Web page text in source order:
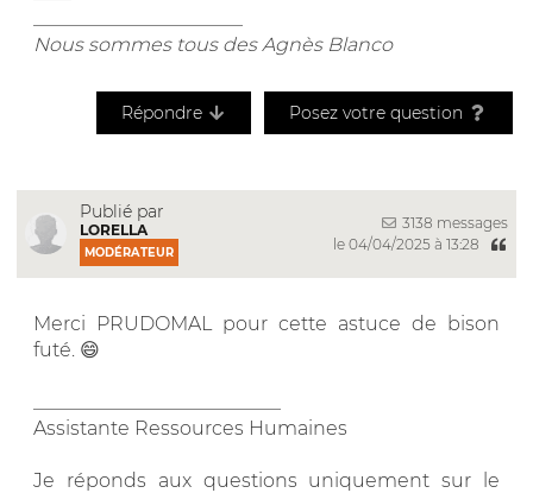
Nous sommes tous des Agnès Blanco
Répondre Posez votre question
Publié par
LORELLA
MODÉRATEUR
3138 messages
le 04/04/2025 à 13:28
Merci PRUDOMAL pour cette astuce de bison
futé. 😄
Assistante Ressources Humaines
Je réponds aux questions uniquement sur le